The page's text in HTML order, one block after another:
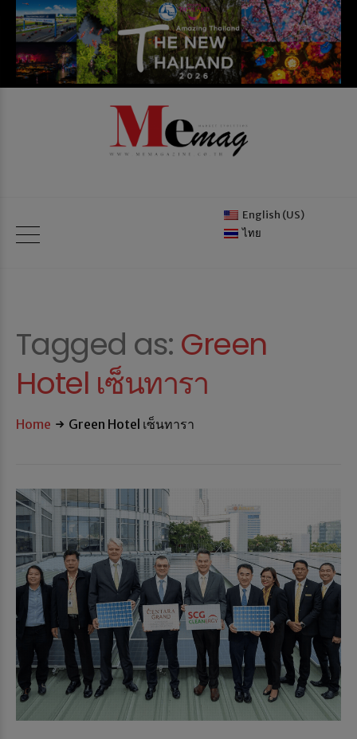
English (US)
ไทย
Tagged as: Green
Hotel เซ็นทารา
Home Green Hotel เซ็นทารา